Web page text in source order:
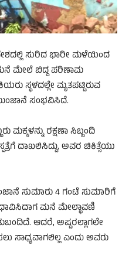
ಸುರಿದ ಭಾರೀ ಮಳೆಯಿಂದ
ಮೇಲೆ ಬಿದ್ದ ಪರಿಣಾಮ
ಸ್ಥಳದಲ್ಲೇ ಮೃತಪಟ್ಟಿರುವ
ಸಂಭವಿಸಿದೆ.
ಮಕ್ಕಳನ್ನು ರಕ್ಷಣಾ ಸಿಬ್ಬಂದಿ
ದಾಖಲಿಸಿದ್ದು, ಅವರ ಚಿಕಿತ್ಸೆಯು
ಸುಮಾರು 4 ಗಂಟೆ ಸುಮಾರಿಗೆ
ಧಾವಿಸಿದಾಗ ಮನೆ ಮೇಲ್ಛಾವಣಿ
ಆದರೆ, ಅಷ್ಟರಲ್ಲಾಗಲೇ
ಸಾಧ್ಯವಾಗಲಿಲ್ಲ ಎಂದು ಅವರು